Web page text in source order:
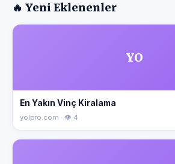
🔥 Yeni Eklenenler
YO
En Yakın Vinç Kiralama
yolpro.com · 👁 4